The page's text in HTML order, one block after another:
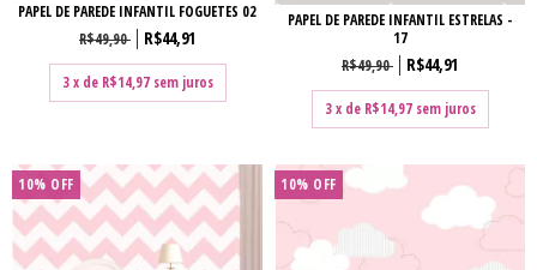
PAPEL DE PAREDE INFANTIL FOGUETES 02
R$49,90
R$44,91
3 x de R$14,97 sem juros
PAPEL DE PAREDE INFANTIL ESTRELAS -
17
R$49,90
R$44,91
3 x de R$14,97 sem juros
10% OFF 10% OFF